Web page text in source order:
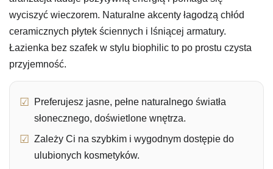
wyciszyć wieczorem. Naturalne akcenty łagodzą chłód
ceramicznych płytek ściennych i lśniącej armatury.
Łazienka bez szafek w stylu biophilic to po prostu czysta
przyjemność.
Preferujesz jasne, pełne naturalnego światła
słonecznego, doświetlone wnętrza.
Zależy Ci na szybkim i wygodnym dostępie do
ulubionych kosmetyków.